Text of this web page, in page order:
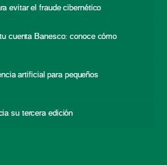
evitar el fraude cibernético
cuenta Banesco: conoce cómo
artificial para pequeños
su tercera edición